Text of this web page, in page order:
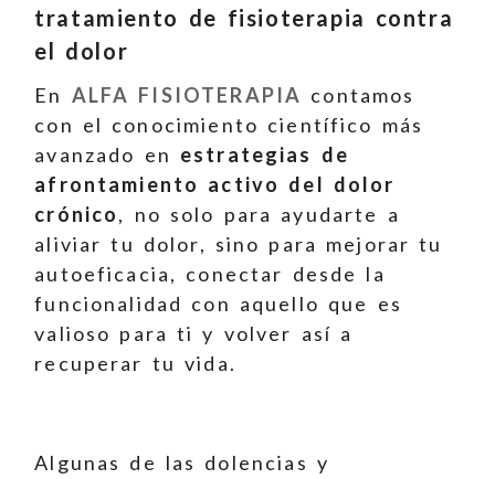
tratamiento de fisioterapia contra
el dolor
En ALFA FISIOTERAPIA contamos
con el conocimiento científico más
avanzado en estrategias de
afrontamiento activo del dolor
crónico, no solo para ayudarte a
aliviar tu dolor, sino para mejorar tu
autoeficacia, conectar desde la
funcionalidad con aquello que es
valioso para ti y volver así a
recuperar tu vida.
Algunas de las dolencias y